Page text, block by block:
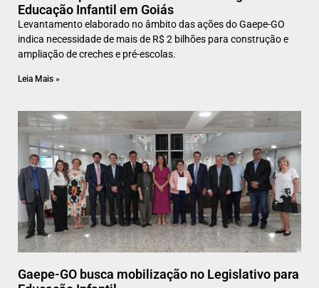
Educação Infantil em Goiás
Levantamento elaborado no âmbito das ações do Gaepe-GO
indica necessidade de mais de R$ 2 bilhões para construção e
ampliação de creches e pré-escolas.
Leia Mais »
Gaepe-GO busca mobilização no Legislativo para